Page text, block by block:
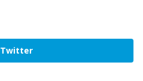
Twitter